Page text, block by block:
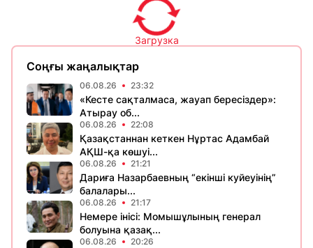
Загрузка
Соңғы жаңалықтар
06.08.26 23:32
«Кесте сақталмаса, жауап бересіздер»:
Атырау об...
06.08.26 22:08
Қазақстаннан кеткен Нұртас Адамбай
АҚШ-қа көшуі...
06.08.26 21:21
Дариға Назарбаевның “екінші куйеуінің”
балалары...
06.08.26 21:17
Немере інісі: Момышұлының генерал
болуына қазақ...
06.08.26 20:26